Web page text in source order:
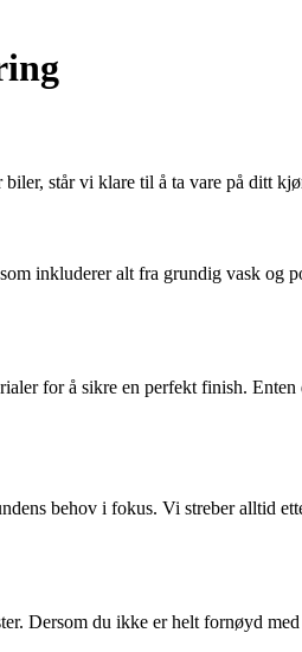
står vi klare til å ta vare på ditt
inkluderer alt fra grundig vask og
for å sikre en perfekt finish.
behov i fokus. Vi streber alltid
Dersom du ikke er helt fornøyd